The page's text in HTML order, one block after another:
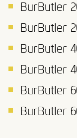
BurButler
BurButler
BurButler
BurButler
BurButler
BurButler